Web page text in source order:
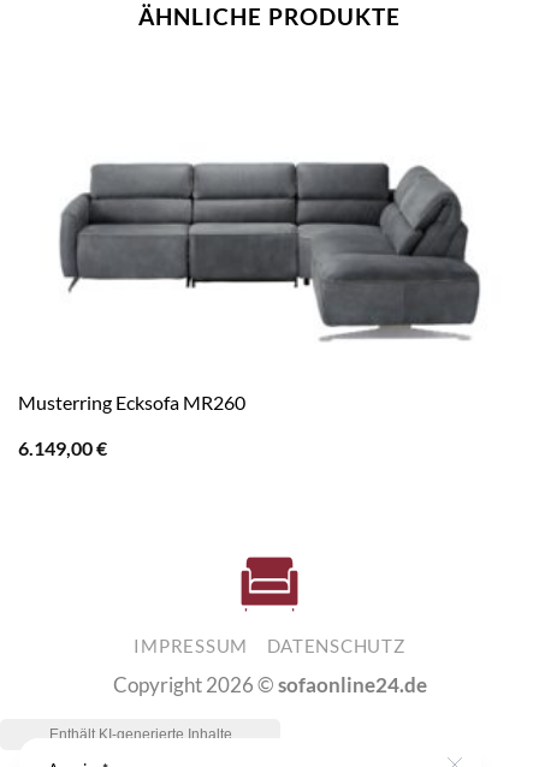
ÄHNLICHE PRODUKTE
Musterring Ecksofa MR260
6.149,00€
IMPRESSUM DATENSCHUTZ
Copyright 2026 ©sofaonline24.de